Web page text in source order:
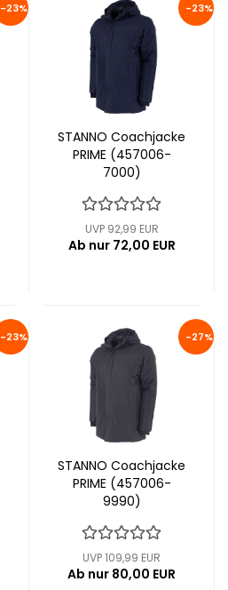
-23% -23%
STANNO Coachjacke
PRIME (457006-
7000)
UVP 92,99 EUR
Ab nur 72,00 EUR
-23% -27%
STANNO Coachjacke
PRIME (457006-
9990)
UVP 109,99 EUR
Ab nur 80,00 EUR